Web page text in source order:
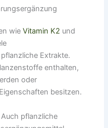
wieVitamin K2 und
Extrakte.
enthalten,
oder
besitzen.
pflanzliche